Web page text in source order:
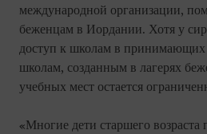
международной организации,
беженцам в Иордании. Хотя у
доступ к школам в принимающих
школам, созданным в лагерях
учебных мест остается
«Многие дети старшего возраста